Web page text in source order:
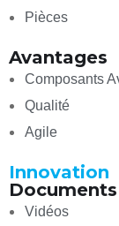
Pièces
Avantages
Composants
Qualité
Agile
Innovation
Documents
Vidéos